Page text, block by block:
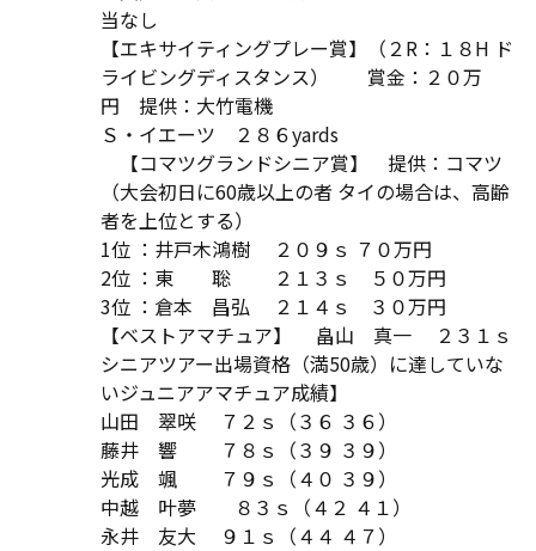
当なし
【エキサイティングプレー賞】（２R：１８H ド
ライビングディスタンス） 賞金：２０万
円 提供：大竹電機
Ｓ・イエーツ ２８６yards
【コマツグランドシニア賞】 提供：コマツ
（大会初日に60歳以上の者 タイの場合は、高齢
者を上位とする）
1位 ：井戸木鴻樹 ２０９ｓ ７０万円
2位 ：東 聡 ２１３ｓ ５０万円
3位 ：倉本 昌弘 ２１４ｓ ３０万円
【ベストアマチュア】 畠山 真一 ２３１ｓ
シニアツアー出場資格（満50歳）に達していな
いジュニアアマチュア成績】
山田 翠咲 ７２ｓ（３６ ３６）
藤井 響 ７８ｓ（３９ ３９）
光成 颯 ７９ｓ（４０ ３９）
中越 叶夢 ８３ｓ（４２ ４１）
永井 友大 ９１ｓ（４４ ４７）